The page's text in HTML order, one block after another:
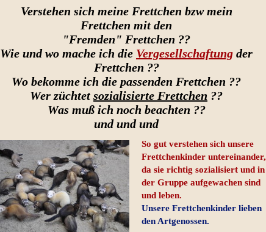
Verstehen sich meine Frettchen bzw mein
Frettchen mit den
"Fremden" Frettchen ??
Wie und wo mache ich die Vergesellschaftung der
Frettchen ??
Wo bekomme ich die passenden Frettchen ??
Wer züchtet sozialisierte Frettchen ??
Was muß ich noch beachten ??
und und und
So gut verstehen sich unsere
Frettchenkinder untereinander,
da sie richtig sozialisiert und in
der Gruppe aufgewachen sind
und leben.
Unsere Frettchenkinder lieben
den Artgenossen.